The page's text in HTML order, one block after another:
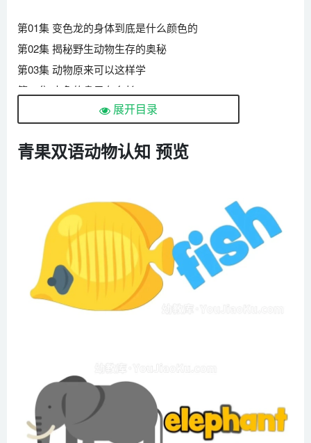
第01集 变色龙的身体到底是什么颜色的
第02集 揭秘野生动物生存的奥秘
第03集 动物原来可以这样学
第04集 大象的鼻子有多长
第05集 世界上脖子最长的动物是长颈鹿
第07集 你见过这样的动物吗
第10集 用英语学习身边的动物
第11集 最调皮的海洋动物海豹
第12集 你认识的软骨动物有哪些
第13集 书里有老虎
第14集 海象的象牙和大象的一样吗
第18集 火鸡是鸡吗
第19集 最美丽的动物孔雀
第20集 家禽动物的幼崽
展开目录
青果双语动物认知 预览